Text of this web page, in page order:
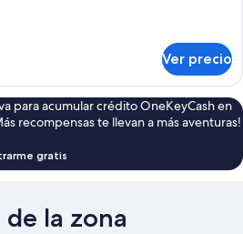
Ver precio
para acumular crédito OneKeyCash en
recompensas te llevan a más aventuras!
gratis
la zona